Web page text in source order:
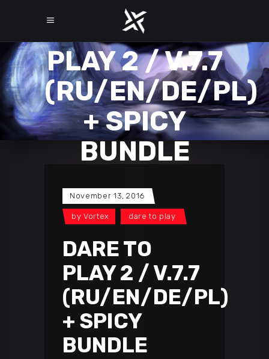
DARE TO
PLAY 2 / V.7.7
(RU/EN/DE/PL)
+ SPICY
BUNDLE
November 13, 2016
by Vortex dare to play
DARE TO
PLAY 2 / V.7.7
(RU/EN/DE/PL)
+ SPICY
BUNDLE